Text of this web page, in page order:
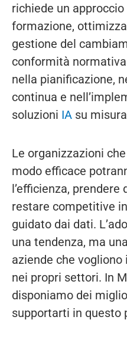
richiede un
formazione,
gestione del
conformità
nella pianificazione,
continua e
soluzioni IA su
Le organizzazioni
modo efficace
l’efficienza,
restare competitive
guidato dai dati.
una tendenza, ma
aziende che
nei propri settori. In
disponiamo dei
supportarti in questo